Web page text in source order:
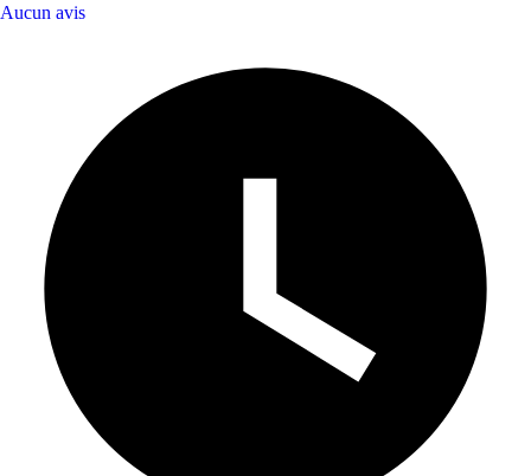
Aucun avis